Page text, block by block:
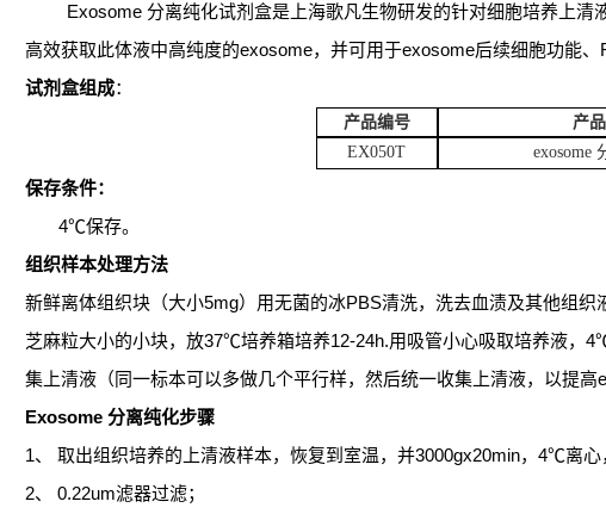
Exosome 分离纯化试剂盒是上海歌凡生物研发的针对细胞培养上清
高效获取此体液中高纯度的exosome，并可用于exosome后续细胞功能、
试剂盒组成：
产品编号 产
EX050T exosome
保存条件：
4℃保存。
组织样本处理方法
新鲜离体组织块（大小5mg）用无菌的冰PBS清洗，洗去血渍及其他组织
芝麻粒大小的小块，放37℃培养箱培养12-24h.用吸管小心吸取培养液， 4
集上清液（同一标本可以多做几个平行样，然后统一收集上清液，以提高
Exosome 分离纯化步骤
1、 取出组织培养的上清液样本，恢复到室温，并3000gx20min， 4℃离心
2、 0.22um滤器过滤；